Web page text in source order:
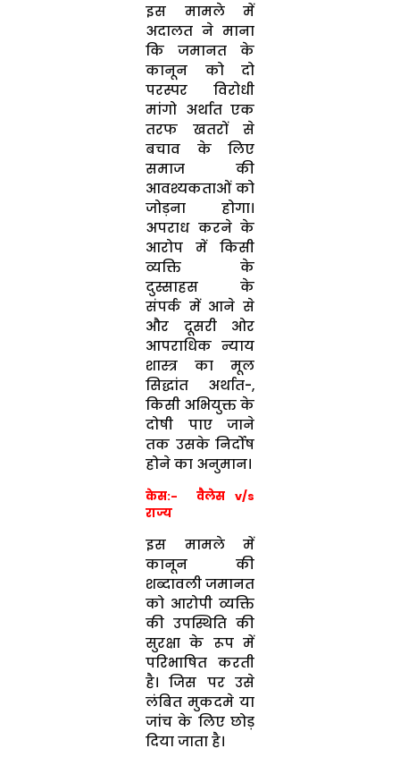
इस मामले में
अदालत ने माना
कि जमानत के
कानून को दो
परस्पर विरोधी
मांगो अर्थात एक
तरफ खतरों से
बचाव के लिए
समाज की
आवश्यकताओं को
जोड़ना होगा।
अपराध करने के
आरोप में किसी
व्यक्ति के
दुस्साहस के
संपर्क में आने से
और दूसरी ओर
आपराधिक न्याय
शास्त्र का मूल
सिद्धांत अर्थात-,
किसी अभियुक्त के
दोषी पाए जाने
तक उसके निर्दोष
होने का अनुमान।
केस:- वैलेस v/s
राज्य
इस मामले में
कानून की
शब्दावली जमानत
को आरोपी व्यक्ति
की उपस्थिति की
सुरक्षा के रूप में
परिभाषित करती
है। जिस पर उसे
लंबित मुकदमे या
जांच के लिए छोड़
दिया जाता है।